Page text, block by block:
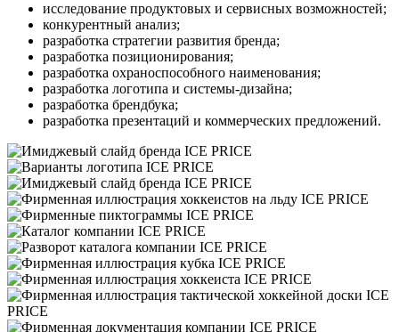
исследование продуктовых и сервисных возможностей;
конкурентный анализ;
разработка стратегии развития бренда;
разработка позиционирования;
разработка охраноспособного наименования;
разработка логотипа и системы-дизайна;
разработка брендбука;
разработка презентаций и коммерческих предложений.